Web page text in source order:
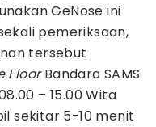
GeNose ini
pemeriksaan,
tersebut
FloorBandara SAMS
– 15.00 Wita
sekitar 5-10 menit